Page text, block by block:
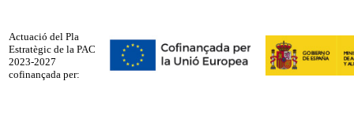
Actuació del Pla
Estratègic de la PAC
2023-2027
cofinançada per: